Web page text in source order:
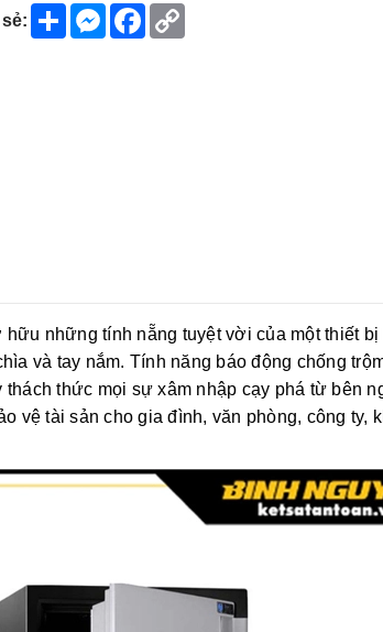
S
h
M
e
F
C
hữu những tính nẵng tuyệt vời của một thiết
và tay nắm. Tính năng báo động chống
thức mọi sự xâm nhập cạy phá từ bên
vệ tài sản cho gia đình, văn phòng, công